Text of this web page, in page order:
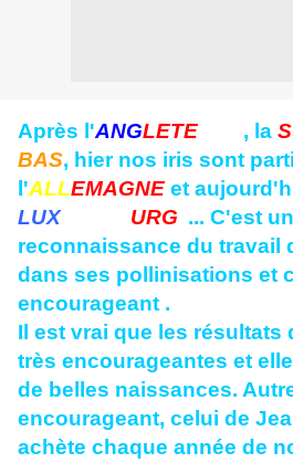
Après l'ANGLETE , la
BAS, hier nos iris sont
l'ALLEMAGNE et
LUX
URG ... C'est
reconnaissance du travail
dans ses pollinisations et
encourageant .
Il est vrai que les résultats
très encourageantes et
de belles naissances.
encourageant, celui de
achète chaque année de